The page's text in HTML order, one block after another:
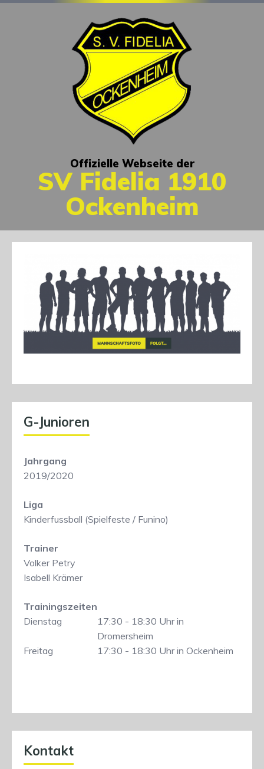
Offizielle Webseite der
SV Fidelia 1910
Ockenheim
G-Junioren
Jahrgang
2019/2020
Liga
Kinderfussball (Spielfeste / Funino)
Trainer
Volker Petry
Isabell Krämer
Trainingszeiten
Dienstag
17:30 - 18:30 Uhr in
Dromersheim
Freitag
17:30 - 18:30 Uhr in Ockenheim
Kontakt